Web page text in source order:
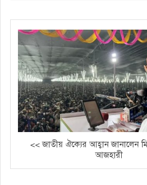
<< জাতীয় ঐক্যের আহ্বান জানালেন
আজহারী